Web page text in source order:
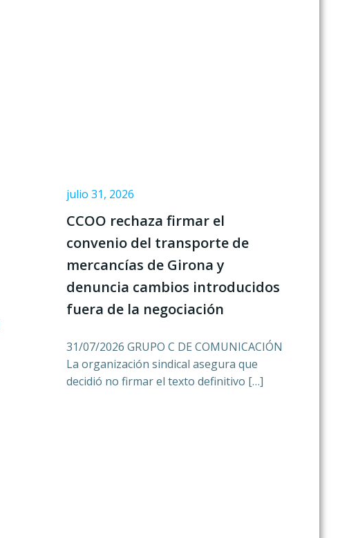
julio 31, 2026
CCOO rechaza firmar el
convenio del transporte de
mercancías de Girona y
denuncia cambios introducidos
fuera de la negociación
31/07/2026 GRUPO C DE COMUNICACIÓN
La organización sindical asegura que
decidió no firmar el texto definitivo […]